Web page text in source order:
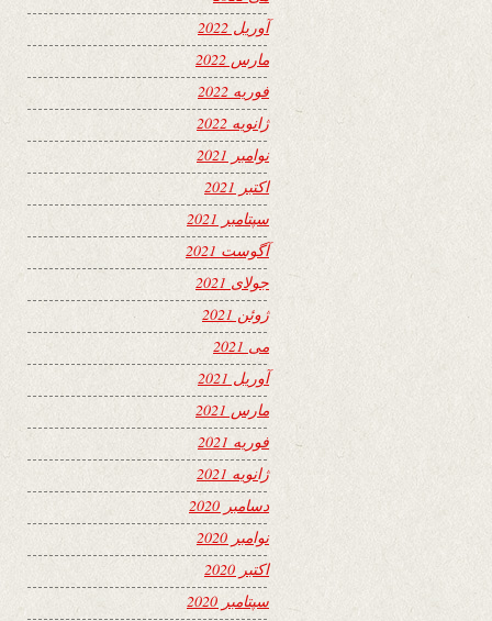
آوریل 2022
مارس 2022
فوریه 2022
ژانویه 2022
نوامبر 2021
اکتبر 2021
سپتامبر 2021
آگوست 2021
جولای 2021
ژوئن 2021
می 2021
آوریل 2021
مارس 2021
فوریه 2021
ژانویه 2021
دسامبر 2020
نوامبر 2020
اکتبر 2020
سپتامبر 2020